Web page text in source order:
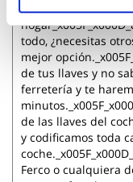
pequeñas
todo, ¿necesitas
mejor
de tus llaves y no
ferretería y te
de las llaves del
y codificamos toda
Ferco o cualquiera